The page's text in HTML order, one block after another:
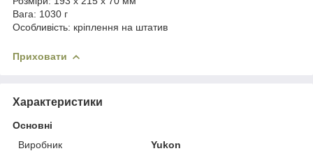
Вага: 1030 г
Особливість: кріплення на штатив
Приховати
Характеристики
Основні
Виробник
Yukon